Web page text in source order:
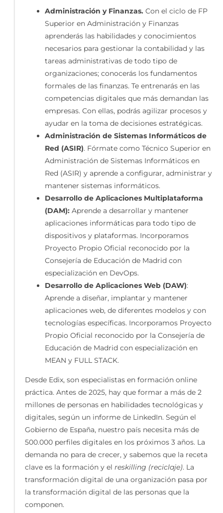
Administración y Finanzas. Con el ciclo de FP
Superior en Administración y Finanzas
aprenderás las habilidades y conocimientos
necesarios para gestionar la contabilidad y las
tareas administrativas de todo tipo de
organizaciones; conocerás los fundamentos
formales de las finanzas. Te entrenarás en las
competencias digitales que más demandan las
empresas. Con ellas, podrás agilizar procesos y
ayudar en la toma de decisiones estratégicas.
Administración de Sistemas Informáticos de
Red (ASIR). Fórmate como Técnico Superior en
Administración de Sistemas Informáticos en
Red (ASIR) y aprende a configurar, administrar y
mantener sistemas informáticos.
Desarrollo de Aplicaciones Multiplataforma
(DAM): Aprende a desarrollar y mantener
aplicaciones informáticas para todo tipo de
dispositivos y plataformas. Incorporamos
Proyecto Propio Oficial reconocido por la
Consejería de Educación de Madrid con
especialización en DevOps.
Desarrollo de Aplicaciones Web (DAW):
Aprende a diseñar, implantar y mantener
aplicaciones web, de diferentes modelos y con
tecnologías específicas. Incorporamos Proyecto
Propio Oficial reconocido por la Consejería de
Educación de Madrid con especialización en
MEAN y FULL STACK.
Desde Edix, son especialistas en formación online
práctica. Antes de 2025, hay que formar a más de 2
millones de personas en habilidades tecnológicas y
digitales, según un informe de LinkedIn. Según el
Gobierno de España, nuestro país necesita más de
500.000 perfiles digitales en los próximos 3 años. La
demanda no para de crecer, y sabemos que la receta
clave es la formación y el reskilling (reciclaje). La
transformación digital de una organización pasa por
la transformación digital de las personas que la
componen.